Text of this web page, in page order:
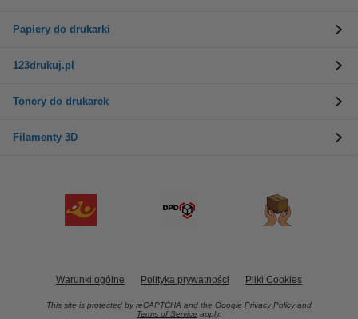
Papiery do drukarki
123drukuj.pl
Tonery do drukarek
Filamenty 3D
Warunki ogólne Polityka prywatności Pliki Cookies
This site is protected by reCAPTCHA and the Google Privacy Policy and
Terms of Service apply.